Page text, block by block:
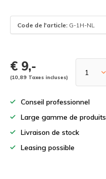
Code de l'article: G-1H-NL
€ 9,-
(10,89 Taxes incluses)
Conseil professionnel
Large gamme de produits
Livraison de stock
Leasing possible